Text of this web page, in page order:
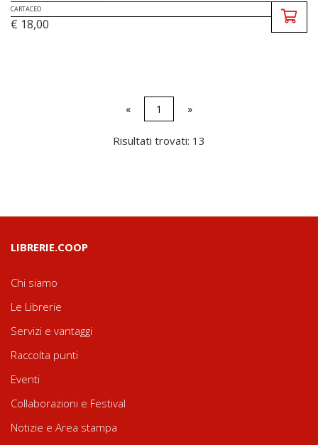
CARTACEO
€ 18,00
« 1 »
Risultati trovati: 13
LIBRERIE.COOP
Chi siamo
Le Librerie
Servizi e vantaggi
Raccolta punti
Eventi
Collaborazioni e Festival
Notizie e Area stampa